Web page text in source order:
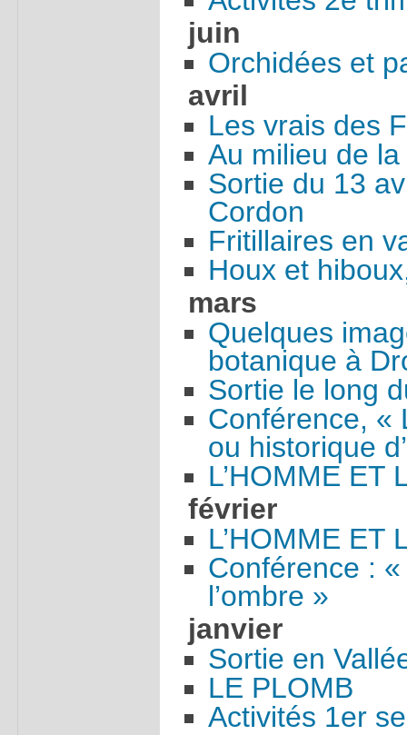
juin
Orchidées et
avril
Les vrais des
Au milieu de
Sortie du 13
Cordon
Fritillaires en
Houx et
mars
Quelques
botanique à
Sortie le long
Conférence, «
ou historique
L’HOMME ET
février
L’HOMME ET
Conférence :
l’ombre »
janvier
Sortie en
LE PLOMB
Activités 1er